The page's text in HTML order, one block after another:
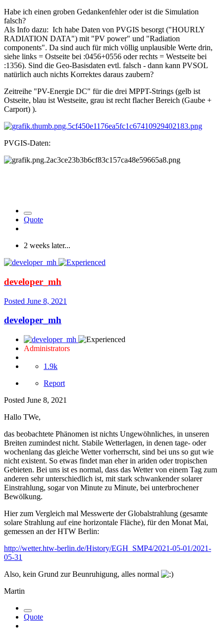
Habe ich einen groben Gedankenfehler oder ist die Simulation
falsch?
Als Info dazu: Ich habe Daten von PVGIS besorgt ("HOURLY
RADIATION DATA") mit "PV power" und "Radiation
components". Da sind auch für mich völlig unplausible Werte drin,
siehe links = Ostseite bei :0456+0556 oder rechts = Westseite bei
:1356). Sind die Geo-Basisdaten evtl. falsch - dann kann PVSOL
natürlich auch nichts Korrektes daraus zaubern?
Zeitreihe "PV-Energie DC" für die drei MPPT-Strings (gelb ist
Ostseite, blau ist Westseite, grau ist recht flacher Bereich (Gaube +
Carport) ).
PVGIS-Daten:
Quote
2 weeks later...
developer_mh
Posted June 8, 2021
developer_mh
Administrators
1.9k
Report
Posted June 8, 2021
Hallo TWe,
das beobachtete Phänomen ist nichts Ungewöhnliches, in unseren
Breiten zumindest nicht. Stabile Wetterlagen, in denen tage- oder
wochenlang das gleiche Wetter vorherrscht, sind bei uns so gut wie
nicht existent. So etwas findet man eher in ariden oder tropischen
Gebieten. Bei uns ist es normal, dass das Wetter von einem Tag zum
anderen sehr unterschiedlich ist, mit stark schwankender solarer
Einstrahlung, sogar von Minute zu Minute, bei unterbrochener
Bewölkung.
Hier zum Vergleich mal Messwerte der Globalstrahlung (gesamte
solare Strahlung auf eine horizontale Fläche), für den Monat Mai,
gemessen an der HTW Berlin:
http://wetter.htw-berlin.de/History/EGH_SMP4/2021-05-01/2021-
05-31
Also, kein Grund zur Beunruhigung, alles normal
Martin
Quote